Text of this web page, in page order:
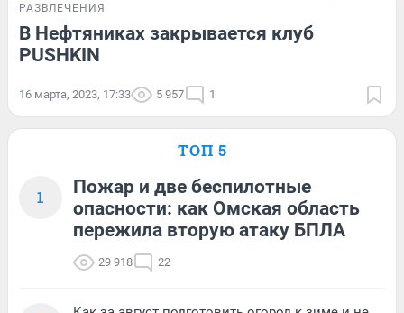
РАЗВЛЕЧЕНИЯ
В Нефтяниках закрывается клуб
PUSHKIN
16 марта, 2023, 17:33 5 957 1
ТОП 5
1
Пожар и две беспилотные
опасности: как Омская область
пережила вторую атаку БПЛА
29 918 22